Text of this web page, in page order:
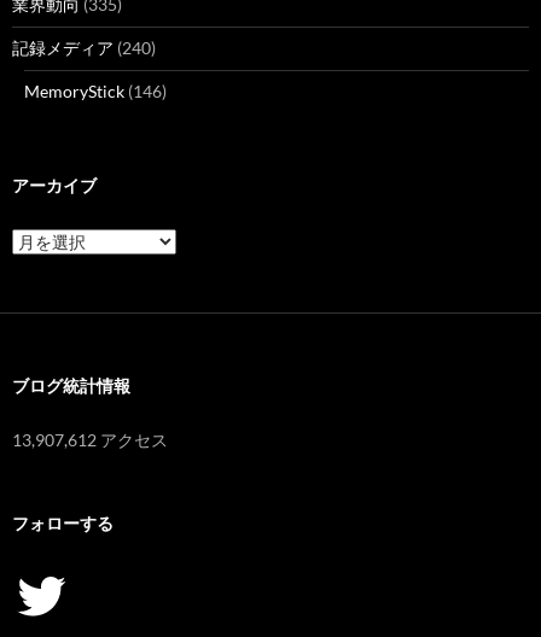
業界動向 (335)
記録メディア (240)
MemoryStick (146)
アーカイブ
ア
ー
ブログ統計情報
13,907,612 アクセス
フォローする
Twitter